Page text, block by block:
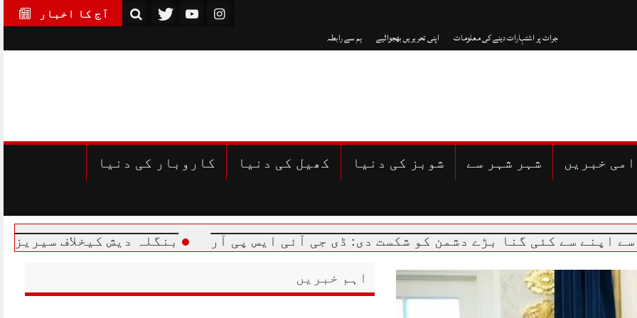
آج کا اخبار
جرات پر اشتہارات دینے کی معلومات اپنی تحریریں بھجوائیے ہم سے رابطہ
خبریں شہر شہر سے شوبز کی دنیا کھیل کی دنیا کاروبار کی دنیا
کئی گنا بڑے دشمن کو شکست دی: ڈی جی آئی ایس پی آر بنگلہ دیش کیخلاف سیریز سے
اہم خبریں